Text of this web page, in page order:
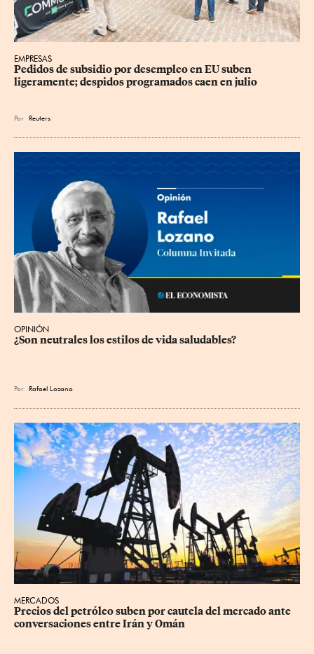
EMPRESAS
Pedidos de subsidio por desempleo en EU suben
ligeramente; despidos programados caen en julio
Por Reuters
OPINIÓN
¿Son neutrales los estilos de vida saludables?
Por Rafael Lozano
MERCADOS
Precios ⁠del petróleo suben por cautela del mercado ante
conversaciones entre Irán y Omán